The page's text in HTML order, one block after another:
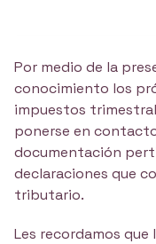
Por medio de la
conocimiento los
impuestos
ponerse en
documentación
declaraciones que
tributario.
Les recordamos